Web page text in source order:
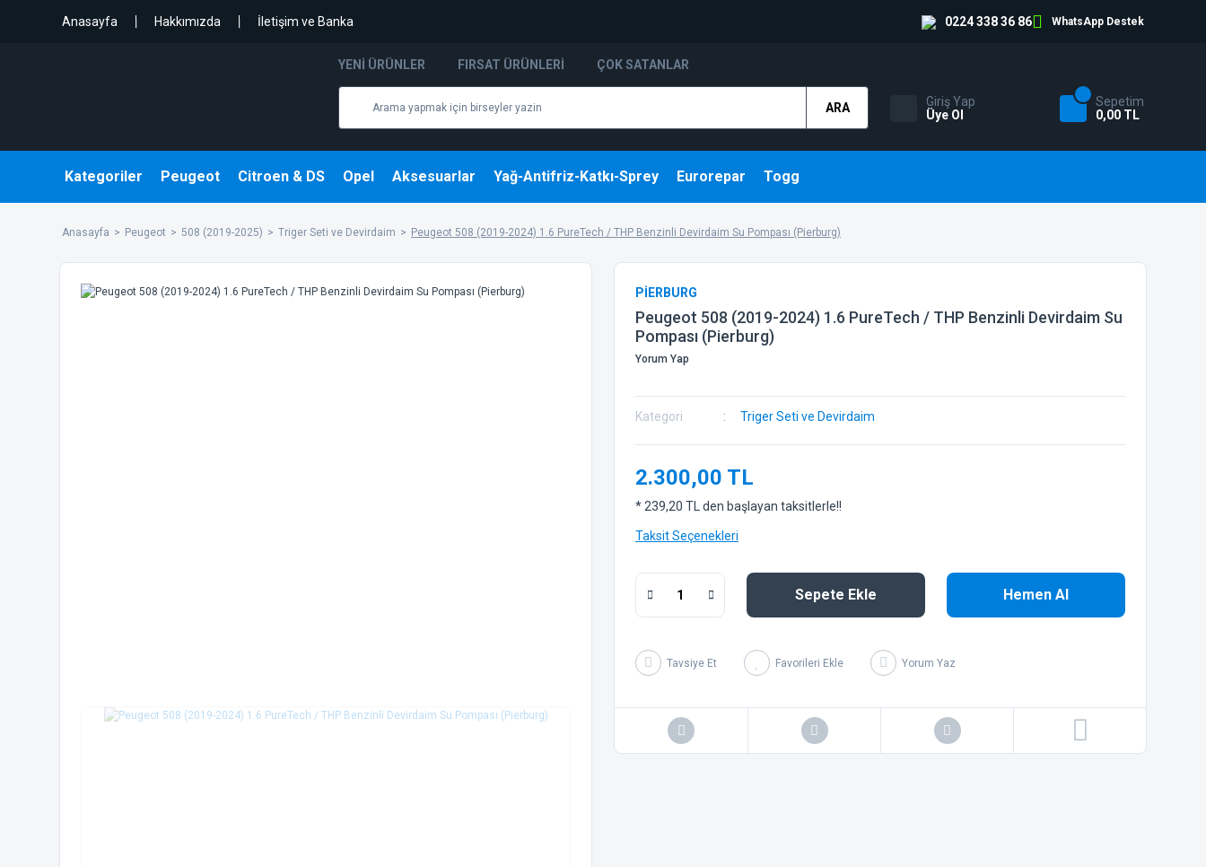
Anasayfa Hakkımızda İletişim ve Banka 0224 338 36 86 WhatsApp Destek
YENI ÜRÜNLER FIRSAT ÜRÜNLERI ÇOK SATANLAR
ARA
Giriş Yap
Üye Ol
Sepetim
0,00 TL
Kategoriler Peugeot Citroen & DS Opel Aksesuarlar Yağ-Antifriz-Katkı-Sprey Eurorepar Togg
Anasayfa Peugeot 508 (2019-2025) Triger Seti ve Devirdaim Peugeot 508 (2019-2024) 1.6 PureTech / THP Benzinli Devirdaim Su Pompası (Pierburg)
PİERBURG
Peugeot 508 (2019-2024) 1.6 PureTech / THP Benzinli Devirdaim Su
Pompası (Pierburg)
Yorum Yap
Kategori Triger Seti ve Devirdaim
2.300,00 TL
* 239,20 TL den başlayan taksitlerle!!
Taksit Seçenekleri
Sepete Ekle Hemen Al
Tavsiye Et Yorum Yaz